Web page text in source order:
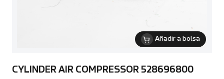
Añadir a bolsa
CYLINDER AIR COMPRESSOR 528696800